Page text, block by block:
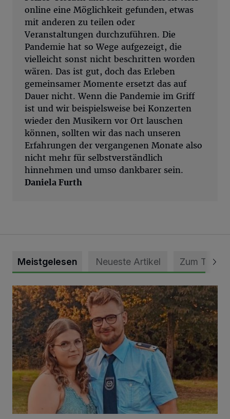
online eine Möglichkeit gefunden, etwas
mit anderen zu teilen oder
Veranstaltungen durchzuführen. Die
Pandemie hat so Wege aufgezeigt, die
vielleicht sonst nicht beschritten worden
wären. Das ist gut, doch das Erleben
gemeinsamer Momente ersetzt das auf
Dauer nicht. Wenn die Pandemie im Griff
ist und wir beispielsweise bei Konzerten
wieder den Musikern vor Ort lauschen
können, sollten wir das nach unseren
Erfahrungen der vergangenen Monate also
nicht mehr für selbstverständlich
hinnehmen und umso dankbarer sein.
Daniela Furth
Meistgelesen Neueste Artikel Zum Thema
Mit Herzblut die Gemeinschaft leben